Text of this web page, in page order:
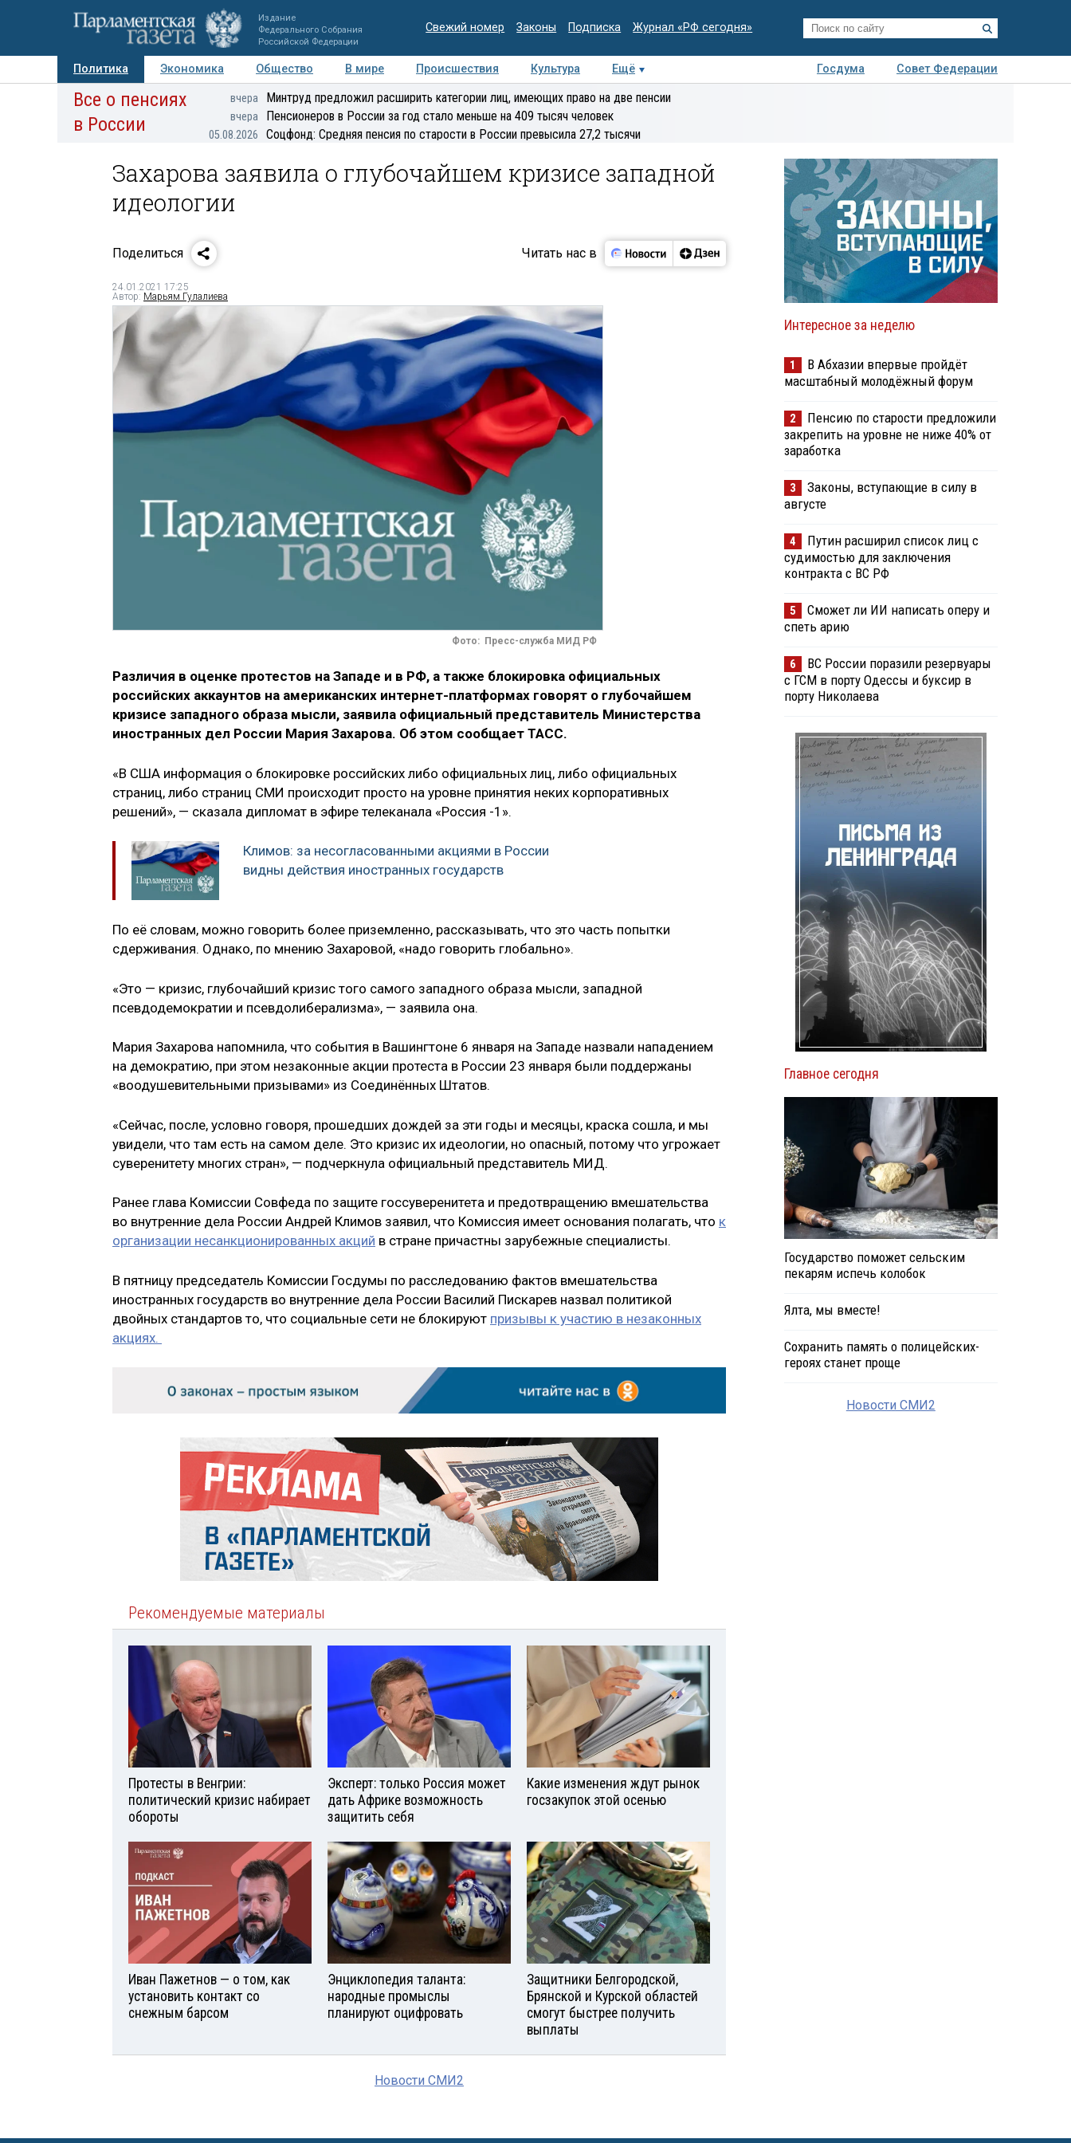
Издание
Федерального Собрания
Российской Федерации
Свежий номер Законы Подписка Журнал «РФ сегодня»
Политика Экономика Общество В мире Происшествия Культура Ещё Госдума
Совет Федерации
Авторы Персоны Мнения Регионы Медиацентр Интервью Колумнисты
Деловая
Все о пенсиях
в России
вчера Минтруд предложил расширить категории лиц, имеющих право на две пенсии
вчера Пенсионеров в России за год стало меньше на 409 тысяч человек
05.08.2026 Соцфонд: Средняя пенсия по старости в России превысила 27,2 тысячи
Захарова заявила о глубочайшем кризисе западной
идеологии
Поделиться Читать нас в
24.01.2021 17:25
Автор: Марьям Гулалиева
Фото: Пресс-служба МИД РФ
Различия в оценке протестов на Западе и в РФ, а также блокировка официальных
российских аккаунтов на американских интернет-платформах говорят о глубочайшем
кризисе западного образа мысли, заявила официальный представитель Министерства
иностранных дел России Мария Захарова. Об этом сообщает ТАСС.
«В США информация о блокировке российских либо официальных лиц, либо официальных
страниц, либо страниц СМИ происходит просто на уровне принятия неких корпоративных
решений», — сказала дипломат в эфире телеканала «Россия -1».
Климов: за несогласованными акциями в России
видны действия иностранных государств
По её словам, можно говорить более приземленно, рассказывать, что это часть попытки
сдерживания. Однако, по мнению Захаровой, «надо говорить глобально».
«Это — кризис, глубочайший кризис того самого западного образа мысли, западной
псевдодемократии и псевдолиберализма», — заявила она.
Мария Захарова напомнила, что события в Вашингтоне 6 января на Западе назвали нападением
на демократию, при этом незаконные акции протеста в России 23 января были поддержаны
«воодушевительными призывами» из Соединённых Штатов.
«Сейчас, после, условно говоря, прошедших дождей за эти годы и месяцы, краска сошла, и мы
увидели, что там есть на самом деле. Это кризис их идеологии, но опасный, потому что угрожает
суверенитету многих стран», — подчеркнула официальный представитель МИД.
Ранее глава Комиссии Совфеда по защите госсуверенитета и предотвращению вмешательства
во внутренние дела России Андрей Климов заявил, что Комиссия имеет основания полагать, что к
организации несанкционированных акций в стране причастны зарубежные специалисты.
В пятницу председатель Комиссии Госдумы по расследованию фактов вмешательства
иностранных государств во внутренние дела России Василий Пискарев назвал политикой
двойных стандартов то, что социальные сети не блокируют призывы к участию в незаконных
акциях.
Рекомендуемые материалы
Протесты в Венгрии:
политический кризис набирает
обороты
Эксперт: только Россия может
дать Африке возможность
защитить себя
Какие изменения ждут рынок
госзакупок этой осенью
Иван Пажетнов — о том, как
установить контакт со
снежным барсом
Энциклопедия таланта:
народные промыслы
планируют оцифровать
Защитники Белгородской,
Брянской и Курской областей
смогут быстрее получить
выплаты
Новости СМИ2
Интересное за неделю
1
В Абхазии впервые пройдёт
масштабный молодёжный форум
2
Пенсию по старости предложили
закрепить на уровне не ниже 40% от
заработка
3
Законы, вступающие в силу в
августе
4
Путин расширил список лиц с
судимостью для заключения
контракта с ВС РФ
5
Сможет ли ИИ написать оперу и
спеть арию
6
ВС России поразили резервуары
с ГСМ в порту Одессы и буксир в
порту Николаева
Главное сегодня
Государство поможет сельским
пекарям испечь колобок
Ялта, мы вместе!
Сохранить память о полицейских-
героях станет проще
Новости СМИ2